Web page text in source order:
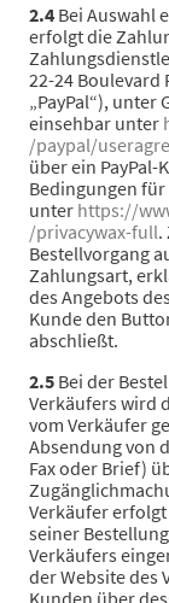
2.4 Bei Auswahl
erfolgt die
22-24 Boulevard
„PayPal“), unter
einsehbar unter
/paypal/
über ein
Bedingungen
unter https://
/privacywax-full.
Bestellvorgang
Zahlungsart,
des Angebots
Kunde den
abschließt.
2.5 Bei der
Verkäufers wird
vom Verkäufer
Absendung von
Fax oder Brief)
Verkäufer
seiner
Verkäufers
der Website des
Kunden über